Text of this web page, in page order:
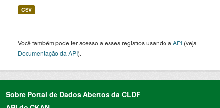
CSV
Você também pode ter acesso a esses registros usando a API (veja
Documentação da API).
Sobre Portal de Dados Abertos da CLDF